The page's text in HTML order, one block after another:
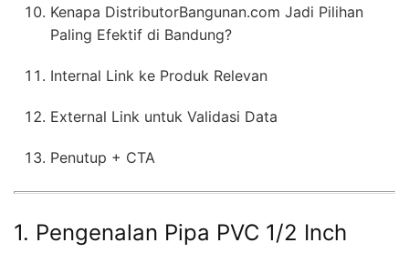
Kenapa DistributorBangunan.com Jadi Pilihan
Paling Efektif di Bandung?
Internal Link ke Produk Relevan
External Link untuk Validasi Data
Penutup + CTA
1. Pengenalan Pipa PVC 1/2 Inch